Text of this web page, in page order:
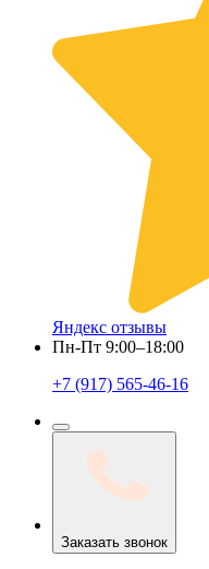
Яндекс отзывы
Пн-Пт 9:00–18:00
+7 (917) 565-46-16
Заказать звонок